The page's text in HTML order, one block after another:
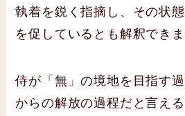
執着を鋭く指摘し、その状
を促しているとも解釈できま
侍が「無」の境地を目指す
からの解放の過程だと言え